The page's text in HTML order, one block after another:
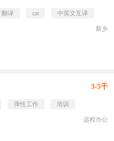
翻译 cat 中英文互译
新乡
3-5千
弹性工作 培训
远程办公